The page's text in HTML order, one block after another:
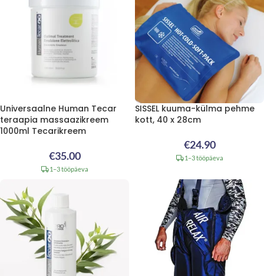
Universaalne Human Tecar
teraapia massaazikreem
1000ml Tecarikreem
€35.00
1–3 tööpäeva
SISSEL kuuma-külma pehme
kott, 40 x 28cm
€24.90
1–3 tööpäeva